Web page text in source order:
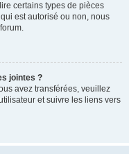
certains types de pièces
est autorisé ou non, nous
jointes ?
avez transférées, veuillez
et suivre les liens vers